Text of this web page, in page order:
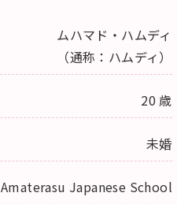
ムハマド・ハムディ
（通称：ハムディ）
20 歳
未婚
Amaterasu Japanese School